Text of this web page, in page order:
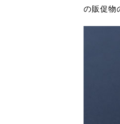
の販促物